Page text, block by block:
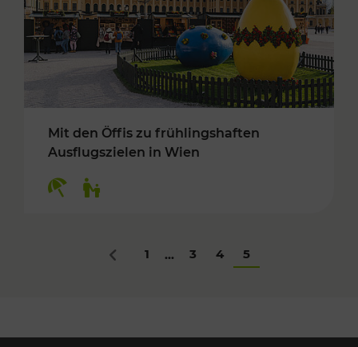
Mit den Öffis zu frühlingshaften
Ausflugszielen in Wien
Zurück
1 ... 3 4 5